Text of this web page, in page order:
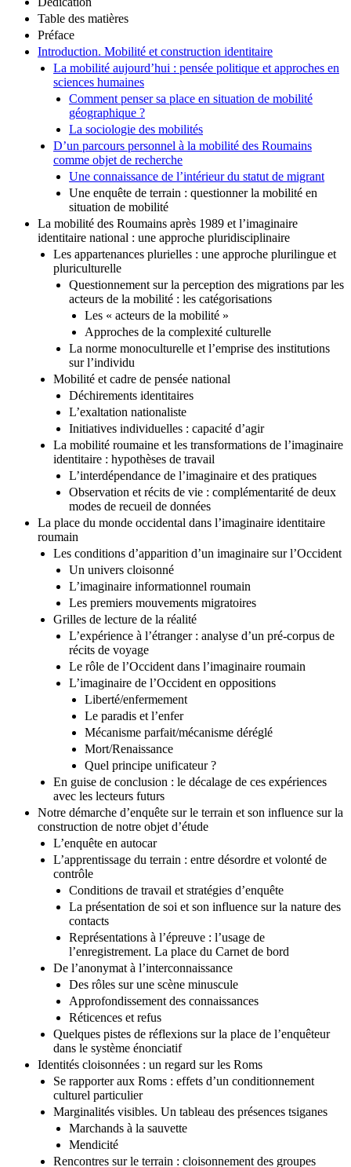
Dedication
Table des matières
Préface
Introduction. Mobilité et construction identitaire
La mobilité aujourd’hui : pensée politique et approches en
sciences humaines
Comment penser sa place en situation de mobilité
géographique ?
La sociologie des mobilités
D’un parcours personnel à la mobilité des Roumains
comme objet de recherche
Une connaissance de l’intérieur du statut de migrant
Une enquête de terrain : questionner la mobilité en
situation de mobilité
La mobilité des Roumains après 1989 et l’imaginaire
identitaire national : une approche pluridisciplinaire
Les appartenances plurielles : une approche plurilingue et
pluriculturelle
Questionnement sur la perception des migrations par les
acteurs de la mobilité : les catégorisations
Les « acteurs de la mobilité »
Approches de la complexité culturelle
La norme monoculturelle et l’emprise des institutions
sur l’individu
Mobilité et cadre de pensée national
Déchirements identitaires
L’exaltation nationaliste
Initiatives individuelles : capacité d’agir
La mobilité roumaine et les transformations de l’imaginaire
identitaire : hypothèses de travail
L’interdépendance de l’imaginaire et des pratiques
Observation et récits de vie : complémentarité de deux
modes de recueil de données
La place du monde occidental dans l’imaginaire identitaire
roumain
Les conditions d’apparition d’un imaginaire sur l’Occident
Un univers cloisonné
L’imaginaire informationnel roumain
Les premiers mouvements migratoires
Grilles de lecture de la réalité
L’expérience à l’étranger : analyse d’un pré-corpus de
récits de voyage
Le rôle de l’Occident dans l’imaginaire roumain
L’imaginaire de l’Occident en oppositions
Liberté/enfermement
Le paradis et l’enfer
Mécanisme parfait/mécanisme déréglé
Mort/Renaissance
Quel principe unificateur ?
En guise de conclusion : le décalage de ces expériences
avec les lecteurs futurs
Notre démarche d’enquête sur le terrain et son influence sur la
construction de notre objet d’étude
L’enquête en autocar
L’apprentissage du terrain : entre désordre et volonté de
contrôle
Conditions de travail et stratégies d’enquête
La présentation de soi et son influence sur la nature des
contacts
Représentations à l’épreuve : l’usage de
l’enregistrement. La place du Carnet de bord
De l’anonymat à l’interconnaissance
Des rôles sur une scène minuscule
Approfondissement des connaissances
Réticences et refus
Quelques pistes de réflexions sur la place de l’enquêteur
dans le système énonciatif
Identités cloisonnées : un regard sur les Roms
Se rapporter aux Roms : effets d’un conditionnement
culturel particulier
Marginalités visibles. Un tableau des présences tsiganes
Marchands à la sauvette
Mendicité